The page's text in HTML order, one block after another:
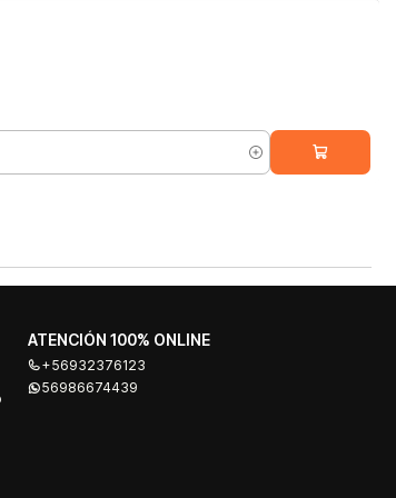
ATENCIÓN 100% ONLINE
+56932376123
56986674439